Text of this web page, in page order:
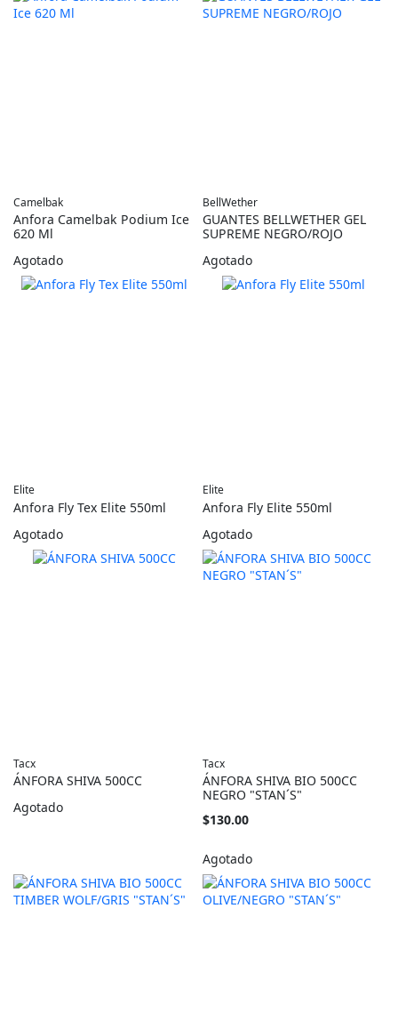
Camelbak
Anfora Camelbak Podium Ice
620 Ml
Agotado
BellWether
GUANTES BELLWETHER GEL
SUPREME NEGRO/ROJO
Agotado
Elite
Anfora Fly Tex Elite 550ml
Agotado
Elite
Anfora Fly Elite 550ml
Agotado
Tacx
ÁNFORA SHIVA 500CC
Agotado
Tacx
ÁNFORA SHIVA BIO 500CC
NEGRO "STAN´S"
$130.00
Agotado